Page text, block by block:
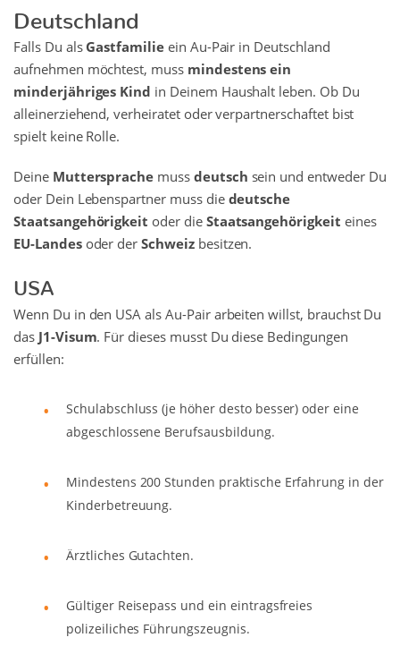
Deutschland
Falls Du als Gastfamilieein Au-Pair in Deutschland
aufnehmen möchtest, muss mindestens ein
minderjähriges Kind in Deinem Haushalt leben. Ob Du
alleinerziehend, verheiratet oder verpartnerschaftet bist
spielt keine Rolle.
Deine Muttersprache muss deutsch sein und entweder Du
oder Dein Lebenspartner muss die deutsche
Staatsangehörigkeit oder die Staatsangehörigkeit eines
EU-Landesoder derSchweizbesitzen.
USA
Wenn Du in den USA als Au-Pair arbeiten willst, brauchst Du
das J1-Visum. Für dieses musst Du diese Bedingungen
erfüllen:
Schulabschluss (je höher desto besser) oder eine
abgeschlossene Berufsausbildung.
Mindestens 200 Stunden praktische Erfahrung in der
Kinderbetreuung.
Ärztliches Gutachten.
Gültiger Reisepass und ein eintragsfreies
polizeiliches Führungszeugnis.